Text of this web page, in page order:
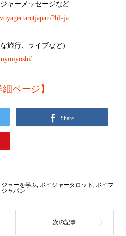
ャーメッセージなど
?hl=ja
旅行、ライブなど）
ページ】
Share
ジャーを学ぶ, ボイジャータロット , ボイフ
ャパン